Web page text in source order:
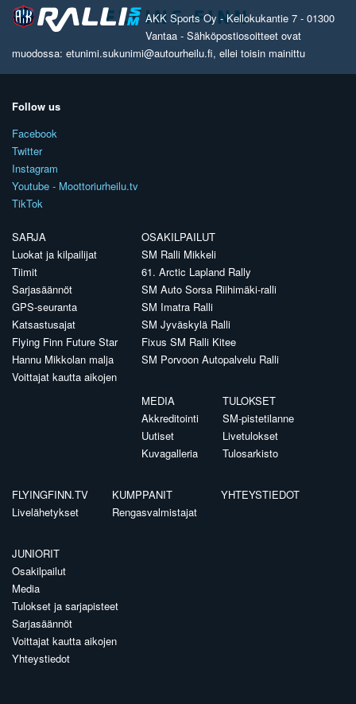
AKK Sports Oy - Kellokukantie 7 - 01300
Vantaa - Sähköpostiosoitteet ovat
muodossa: etunimi.sukunimi@autourheilu.fi, ellei toisin mainittu
Follow us
Facebook
Twitter
Instagram
Youtube - Moottoriurheilu.tv
TikTok
SARJA
Luokat ja kilpailijat
Tiimit
Sarjasäännöt
GPS-seuranta
Katsastusajat
Flying Finn Future Star
Hannu Mikkolan malja
Voittajat kautta aikojen
OSAKILPAILUT
SM Ralli Mikkeli
61. Arctic Lapland Rally
SM Auto Sorsa Riihimäki-ralli
SM Imatra Ralli
SM Jyväskylä Ralli
Fixus SM Ralli Kitee
SM Porvoon Autopalvelu Ralli
MEDIA
Akkreditointi
Uutiset
Kuvagalleria
TULOKSET
SM-pistetilanne
Livetulokset
Tulosarkisto
FLYINGFINN.TV
Livelähetykset
KUMPPANIT
Rengasvalmistajat
YHTEYSTIEDOT
JUNIORIT
Osakilpailut
Media
Tulokset ja sarjapisteet
Sarjasäännöt
Voittajat kautta aikojen
Yhteystiedot